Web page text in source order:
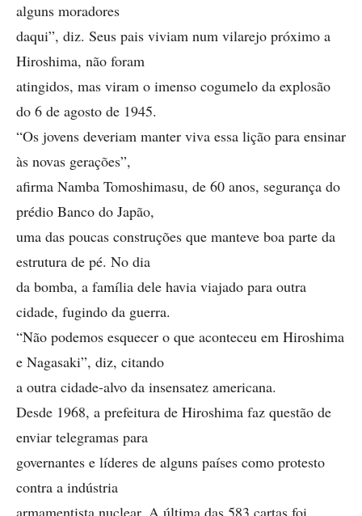
alguns moradores
daqui”, diz. Seus pais viviam num vilarejo próximo a
Hiroshima, não foram
atingidos, mas viram o imenso cogumelo da explosão
do 6 de agosto de 1945.
“Os jovens deveriam manter viva essa lição para ensinar
às novas gerações”,
afirma Namba Tomoshimasu, de 60 anos, segurança do
prédio Banco do Japão,
uma das poucas construções que manteve boa parte da
estrutura de pé. No dia
da bomba, a família dele havia viajado para outra
cidade, fugindo da guerra.
“Não podemos esquecer o que aconteceu em Hiroshima
e Nagasaki”, diz, citando
a outra cidade-alvo da insensatez americana.
Desde 1968, a prefeitura de Hiroshima faz questão de
enviar telegramas para
governantes e líderes de alguns países como protesto
contra a indústria
armamentista nuclear. A última das 583 cartas foi